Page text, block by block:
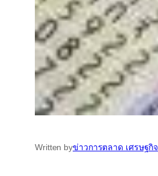
Written byข่าวการตลาด เศรษฐกิจ